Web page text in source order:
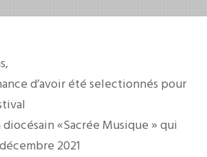
d’avoir été selectionnés pour
«Sacrée Musique » qui
2021